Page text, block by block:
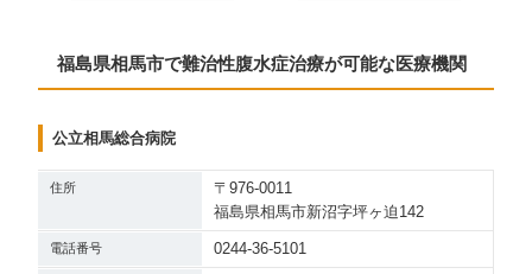
福島県相馬市で難治性腹水症治療が可能な医療機関
公立相馬総合病院
住所
〒976-0011
福島県相馬市新沼字坪ヶ迫142
電話番号 0244-36-5101